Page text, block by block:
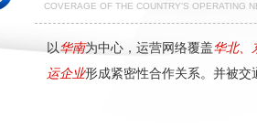
COVERAGE OF THE COUNTRY'S OPERATING
以华南为中心，运营网络覆盖华北、
运企业形成紧密性合作关系。并被交